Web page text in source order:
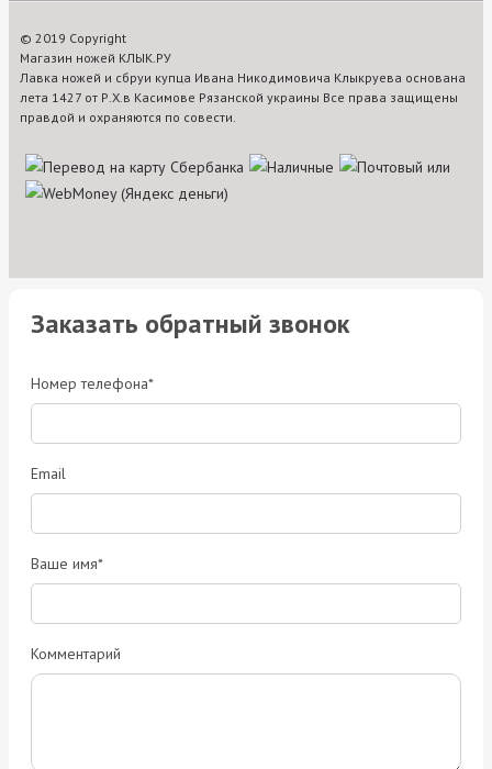
© 2019 Copyright
Магазин ножей КЛЫК.РУ
Лавка ножей и сбруи купца Ивана Никодимовича Клыкруева основана
лета 1427 от Р.Х.в Касимове Рязанской украины Все права защищены
правдой и охраняются по совести.
Заказать обратный звонок
Номер телефона*
Email
Ваше имя*
Комментарий